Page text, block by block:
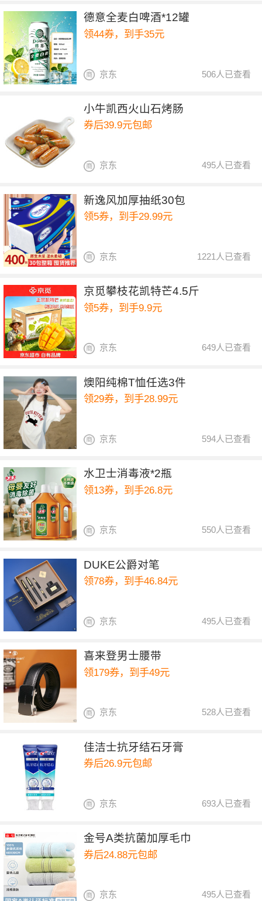
德意全麦白啤酒*12罐
领44券，到手35元
506人已查看
京东
小牛凯西火山石烤肠
券后39.9元包邮
495人已查看
京东
新逸风加厚抽纸30包
领5券，到手29.99元
1221人已查看
京东
京觅攀枝花凯特芒4.5斤
领5券，到手9.9元
649人已查看
京东
燠阳纯棉T恤任选3件
领29券，到手28.99元
594人已查看
京东
水卫士消毒液*2瓶
领13券，到手26.8元
550人已查看
京东
DUKE公爵对笔
领78券，到手46.84元
495人已查看
京东
喜来登男士腰带
领179券，到手49元
528人已查看
京东
佳洁士抗牙结石牙膏
券后26.9元包邮
693人已查看
京东
金号A类抗菌加厚毛巾
券后24.88元包邮
495人已查看
京东